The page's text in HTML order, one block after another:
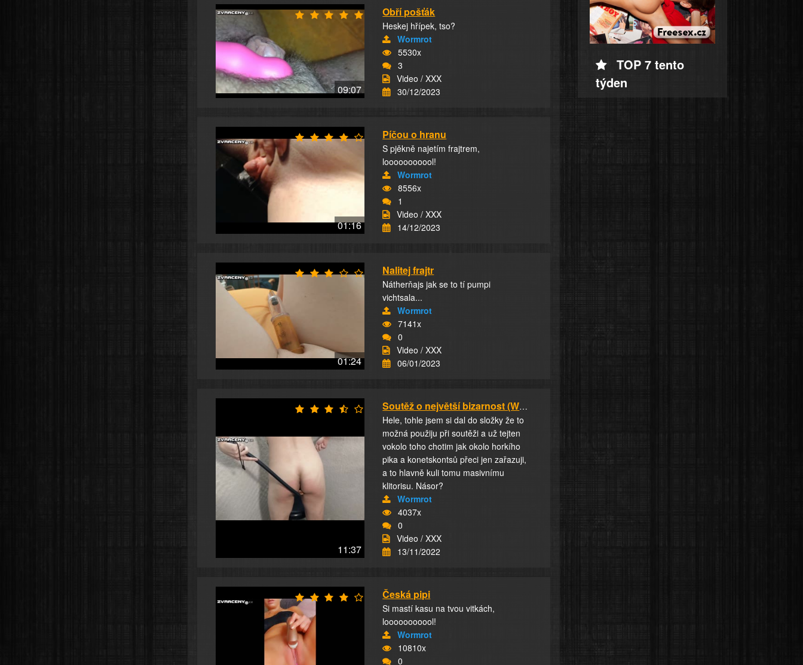
09:07
Obří pošťák
Heskej hřípek, tso?
Wormrot
5530x
3
Video / XXX
30/12/2023
01:16
Píčou o hranu
S pjěkně najetím frajtrem,
looooooooool!
Wormrot
8556x
1
Video / XXX
14/12/2023
01:24
Nalitej frajtr
Nátherňajs jak se to tí pumpi
vichtsala...
Wormrot
7141x
0
Video / XXX
06/01/2023
11:37
Soutěž o největší bizarnost (Wormrot-22)
Hele, tohle jsem si dal do složky že to
možná použiju při soutěži a už tejten
vokolo toho chotim jak okolo horkího
pika a konetskontsů přeci jen zařazuji,
a to hlavně kuli tomu masivnímu
klitorisu. Násor?
Wormrot
4037x
0
Video / XXX
13/11/2022
Česká pipi
Si mastí kasu na tvou vitkách,
looooooooool!
Wormrot
10810x
0
TOP 7 tento
týden